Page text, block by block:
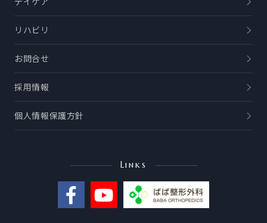
リハビリ
お問合せ
採用情報
個人情報保護方針
Links
公
Y